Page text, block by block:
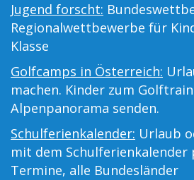
Jugend forscht:
Regionalwettbewerbe für
Klasse
Golfcamps in Österreich:
machen. Kinder zum
Alpenpanorama senden.
Schulferienkalender: Urlaub
mit dem Schulferienkalender
Termine, alle Bundesländer